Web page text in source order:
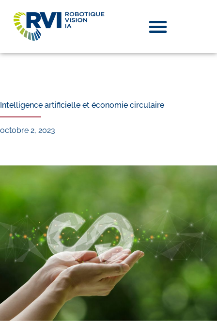
Intelligence artificielle et économie circulaire
octobre 2, 2023